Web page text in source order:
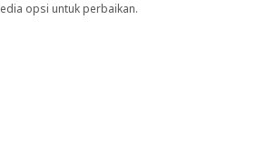
opsi untuk perbaikan.